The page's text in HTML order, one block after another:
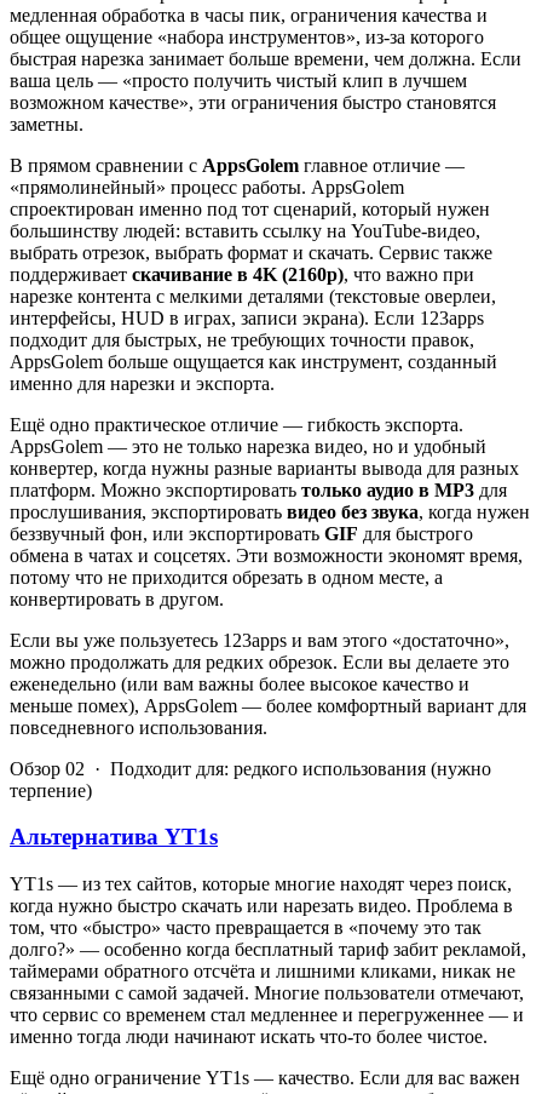
медленная обработка в часы пик, ограничения качества и
общее ощущение «набора инструментов», из-за которого
быстрая нарезка занимает больше времени, чем должна. Если
ваша цель — «просто получить чистый клип в лучшем
возможном качестве», эти ограничения быстро становятся
заметны.
В прямом сравнении с AppsGolem главное отличие —
«прямолинейный» процесс работы. AppsGolem
спроектирован именно под тот сценарий, который нужен
большинству людей: вставить ссылку на YouTube-видео,
выбрать отрезок, выбрать формат и скачать. Сервис также
поддерживает скачивание в 4K (2160p), что важно при
нарезке контента с мелкими деталями (текстовые оверлеи,
интерфейсы, HUD в играх, записи экрана). Если 123apps
подходит для быстрых, не требующих точности правок,
AppsGolem больше ощущается как инструмент, созданный
именно для нарезки и экспорта.
Ещё одно практическое отличие — гибкость экспорта.
AppsGolem — это не только нарезка видео, но и удобный
конвертер, когда нужны разные варианты вывода для разных
платформ. Можно экспортировать только аудио в MP3 для
прослушивания, экспортировать видео без звука, когда нужен
беззвучный фон, или экспортировать GIF для быстрого
обмена в чатах и соцсетях. Эти возможности экономят время,
потому что не приходится обрезать в одном месте, а
конвертировать в другом.
Если вы уже пользуетесь 123apps и вам этого «достаточно»,
можно продолжать для редких обрезок. Если вы делаете это
еженедельно (или вам важны более высокое качество и
меньше помех), AppsGolem — более комфортный вариант для
повседневного использования.
Обзор 02 · Подходит для: редкого использования (нужно
терпение)
Альтернатива YT1s
YT1s — из тех сайтов, которые многие находят через поиск,
когда нужно быстро скачать или нарезать видео. Проблема в
том, что «быстро» часто превращается в «почему это так
долго?» — особенно когда бесплатный тариф забит рекламой,
таймерами обратного отсчёта и лишними кликами, никак не
связанными с самой задачей. Многие пользователи отмечают,
что сервис со временем стал медленнее и перегруженнее — и
именно тогда люди начинают искать что-то более чистое.
Ещё одно ограничение YT1s — качество. Если для вас важен